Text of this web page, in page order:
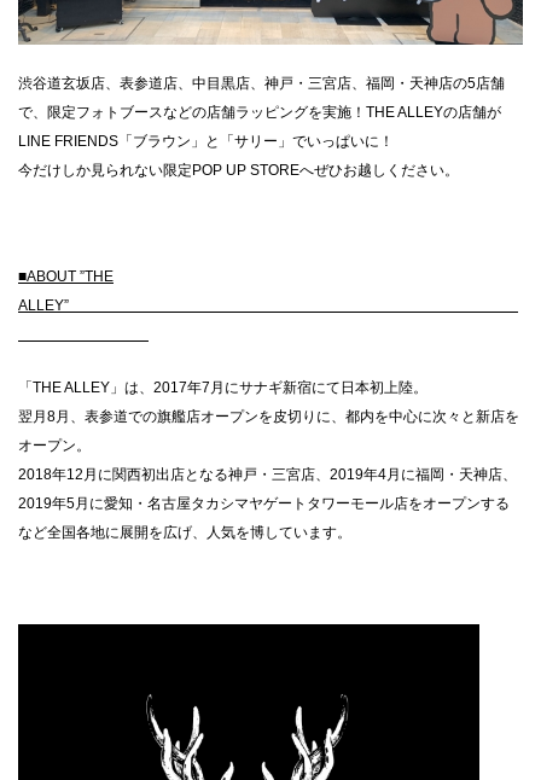
渋谷道玄坂店、表参道店、中目黒店、神戸・三宮店、福岡・天神店の5店舗
で、限定フォトブースなどの店舗ラッピングを実施！THE ALLEYの店舗が
LINE FRIENDS「ブラウン」と「サリー」でいっぱいに！
今だけしか見られない限定POP UP STOREへぜひお越しください。
■ABOUT ”THE
ALLEY”
「THE ALLEY」は、2017年7月にサナギ新宿にて日本初上陸。
翌月8月、表参道での旗艦店オープンを皮切りに、都内を中心に次々と新店を
オープン。
2018年12月に関西初出店となる神戸・三宮店、2019年4月に福岡・天神店、
2019年5月に愛知・名古屋タカシマヤゲートタワーモール店をオープンする
など全国各地に展開を広げ、人気を博しています。